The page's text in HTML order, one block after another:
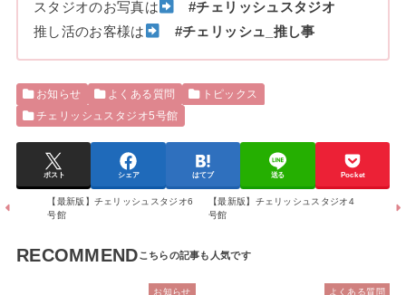
スタジオのお写真は
#チェリッシュスタジオ
推し活のお客様は
#チェリッシュ_推し事
お知らせ よくある質問
トピックス
チェリッシュスタジオ5号館
ポスト シェア はてブ 送る Pocket
【最新版】チェリッシュスタジオ6
号館
【最新版】チェリッシュスタジオ4
号館
RECOMMEND
お知らせ よくある質問